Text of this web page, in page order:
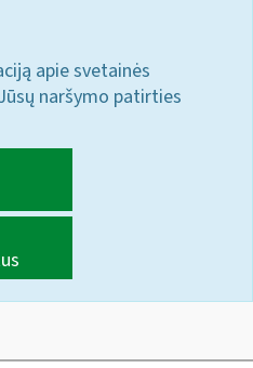
apie svetainės
naršymo patirties